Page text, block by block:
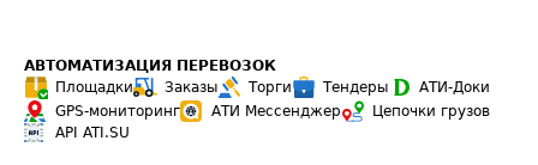
АВТОМАТИЗАЦИЯ ПЕРЕВОЗОК
Площадки
Заказы Торги Тендеры
АТИ-Доки
GPS-мониторинг
АТИ Мессенджер
Цепочки грузов
API ATI.SU